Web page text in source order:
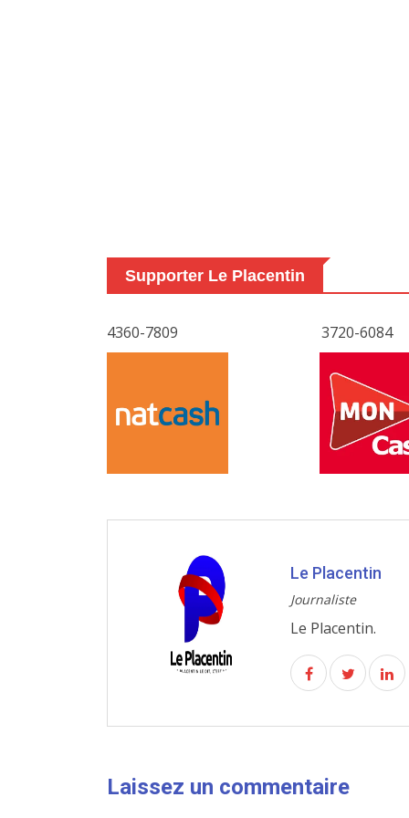
Supporter Le Placentin
4360-7809 3720-6084
Le Placentin
Journaliste
Le Placentin.
Laissez un commentaire